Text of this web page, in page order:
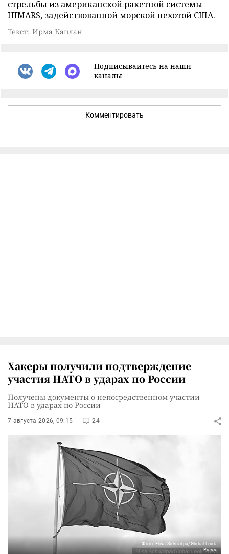
стрельбыиз американской ракетной системы
HIMARS, задействованной морской пехотой США.
Текст: Ирма Каплан
Подписывайтесь на наши
каналы
Комментировать
Хакеры получили подтверждение
участия НАТО в ударах по России
Получены документы о непосредственном участии
НАТО в ударах по России
7 августа 2026, 09:15 24
Фото: Elisa Schu/dpa/Global Look
Press